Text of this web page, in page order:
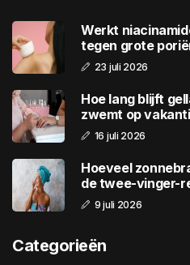
Werkt
tegen grote
23 juli 2026
Hoe lang blijft
zwemt op
16 juli 2026
Hoeveel
de twee-vinger-
9 juli 2026
Categorieën